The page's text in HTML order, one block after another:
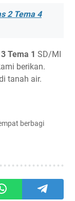
2 Tema 4
Tema 1 SD/MI
berikan.
tanah air.
berbagi